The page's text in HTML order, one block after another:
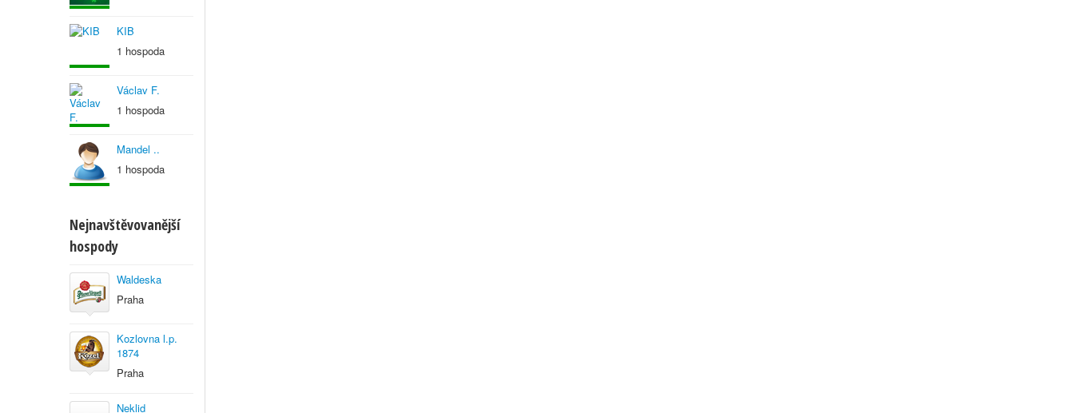
KIB
1 hospoda
Václav F.
1 hospoda
Mandel ..
1 hospoda
Nejnavštěvovanější
hospody
Waldeska
Praha
Kozlovna l.p.
1874
Praha
Neklid